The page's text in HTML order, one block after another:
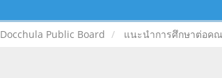
Docchula Public Board แนะนำการศึกษาต่อค